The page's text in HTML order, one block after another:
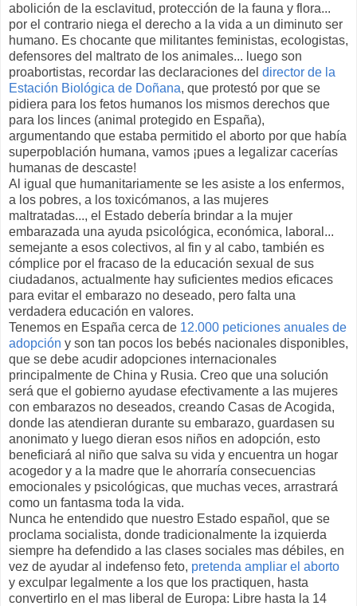
abolición de la esclavitud, protección de la fauna y flora...
por el contrario niega el derecho a la vida a un diminuto ser
humano. Es chocante que militantes feministas, ecologistas,
defensores del maltrato de los animales... luego son
proabortistas, recordar las declaraciones del director de la
Estación Biológica de Doñana, que protestó por que se
pidiera para los fetos humanos los mismos derechos que
para los linces (animal protegido en España),
argumentando que estaba permitido el aborto por que había
superpoblación humana, vamos ¡pues a legalizar cacerías
humanas de descaste!
Al igual que humanitariamente se les asiste a los enfermos,
a los pobres, a los toxicómanos, a las mujeres
maltratadas..., el Estado debería brindar a la mujer
embarazada una ayuda psicológica, económica, laboral...
semejante a esos colectivos, al fin y al cabo, también es
cómplice por el fracaso de la educación sexual de sus
ciudadanos, actualmente hay suficientes medios eficaces
para evitar el embarazo no deseado, pero falta una
verdadera educación en valores.
Tenemos en España cerca de 12.000 peticiones anuales de
adopción y son tan pocos los bebés nacionales disponibles,
que se debe acudir adopciones internacionales
principalmente de China y Rusia. Creo que una solución
será que el gobierno ayudase efectivamente a las mujeres
con embarazos no deseados, creando Casas de Acogida,
donde las atendieran durante su embarazo, guardasen su
anonimato y luego dieran esos niños en adopción, esto
beneficiará al niño que salva su vida y encuentra un hogar
acogedor y a la madre que le ahorraría consecuencias
emocionales y psicológicas, que muchas veces, arrastrará
como un fantasma toda la vida.
Nunca he entendido que nuestro Estado español, que se
proclama socialista, donde tradicionalmente la izquierda
siempre ha defendido a las clases sociales mas débiles, en
vez de ayudar al indefenso feto, pretenda ampliar el aborto
y exculpar legalmente a los que los practiquen, hasta
convertirlo en el mas liberal de Europa: Libre hasta la 14